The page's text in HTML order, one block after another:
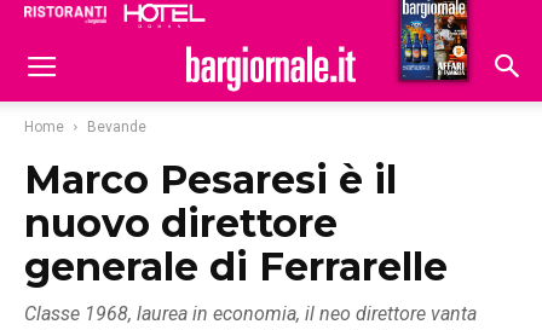
Hoteldomani
Home Bevande
Marco Pesaresi è il
nuovo direttore
generale di Ferrarelle
Classe 1968, laurea in economia, il neo direttore vanta